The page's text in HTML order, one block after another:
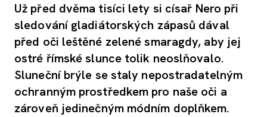
Už před dvěma tisíci lety si císař Nero při
sledování gladiátorských zápasů dával
před oči leštěné zelené smaragdy, aby jej
ostré římské slunce tolik neoslňovalo.
Sluneční brýle se staly nepostradatelným
ochranným prostředkem pro naše oči a
zároveň jedinečným módním doplňkem.